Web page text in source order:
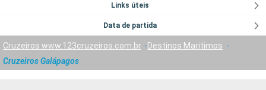
Links úteis
Data de partida
Cruzeiros www.123cruzeiros.com.br
Destinos Maritimos
Cruzeiros Galápagos